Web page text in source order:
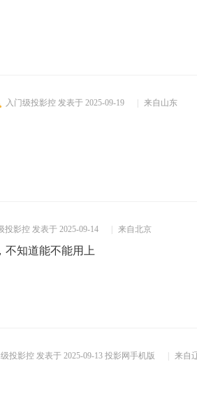
入门级投影控 发表于 2025-09-19 来自山东
投影控 发表于 2025-09-14 来自北京
不知道能不能用上
投影控 发表于 2025-09-13 投影网手机版 来自